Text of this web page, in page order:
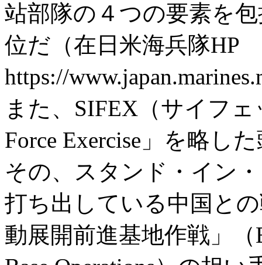
站部隊の４つの要素を
位だ（在日米海兵隊HP
https://
また、SIFEX（サイフ
Force Exercise」を略し
その、スタンド・イン
打ち出している中国と
動展開前進基地作戦」（